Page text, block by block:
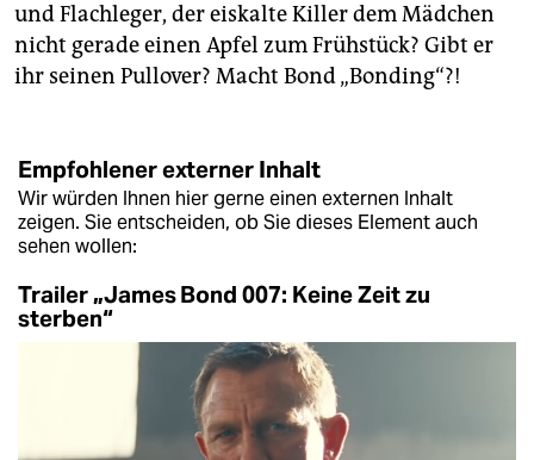
und Flachleger, der eiskalte Killer dem Mädchen
nicht gerade einen Apfel zum Frühstück? Gibt er
ihr seinen Pullover? Macht Bond „Bonding“?!
Empfohlener externer Inhalt
Wir würden Ihnen hier gerne einen externen Inhalt
zeigen. Sie entscheiden, ob Sie dieses Element auch
sehen wollen:
Trailer „James Bond 007: Keine Zeit zu
sterben“